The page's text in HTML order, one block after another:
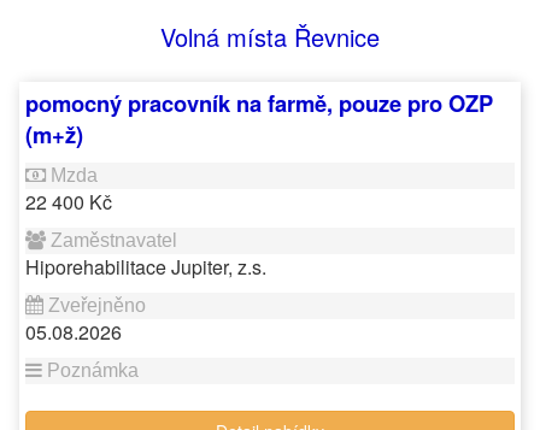
Volná místa Řevnice
pomocný pracovník na farmě, pouze pro OZP
(m+ž)
22 400 Kč
Hiporehabilitace Jupiter, z.s.
05.08.2026